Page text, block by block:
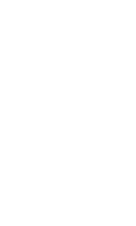
Curly 40L' hinzufügen